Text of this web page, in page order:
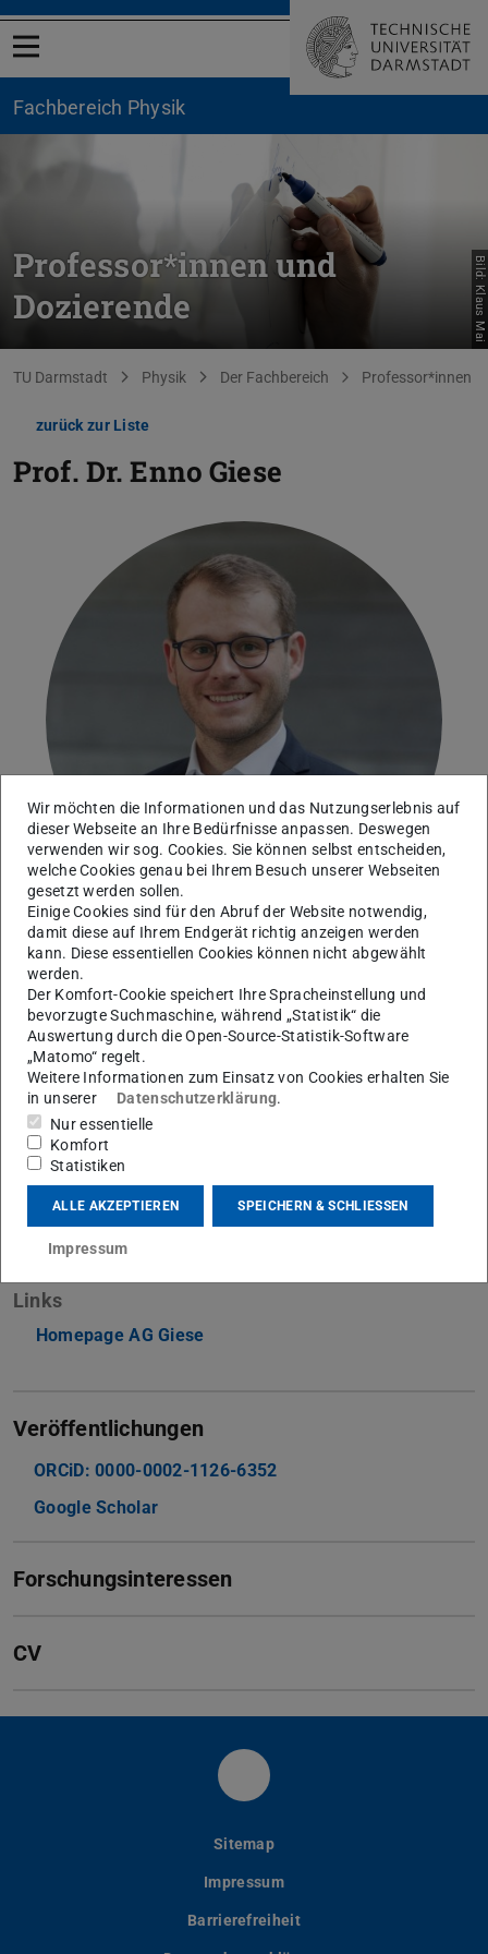
Menü öffnen
Fachbereich Physik
Professor*innen und
Dozierende
Bild: Klaus Mai
Sie befinden sich hier:
TU Darmstadt Physik Der Fachbereich Professor*innen
zurück zur Liste
Prof. Dr. Enno Giese
Arbeitsgebiet(e)
Theoretische Quantenoptik
Kontakt
enno.giese@tu-...
+49 6151 16-20162
+49 6151 16-20402
S2|15 147
Schlossgartenstraße 7
64289Darmstadt
Links
Homepage AG Giese
Veröffentlichungen
ORCiD: 0000-0002-1126-6352
Google Scholar
Forschungsinteressen
CV
Fachbereich Physik der
Sitemap
Impressum
Barrierefreiheit
Wir möchten die Informationen und das Nutzungserlebnis auf
dieser Webseite an Ihre Bedürfnisse anpassen. Deswegen
verwenden wir sog. Cookies. Sie können selbst entscheiden,
welche Cookies genau bei Ihrem Besuch unserer Webseiten
gesetzt werden sollen.
Einige Cookies sind für den Abruf der Website notwendig,
damit diese auf Ihrem Endgerät richtig anzeigen werden
kann. Diese essentiellen Cookies können nicht abgewählt
werden.
Der Komfort-Cookie speichert Ihre Spracheinstellung und
bevorzugte Suchmaschine, während „Statistik“ die
Auswertung durch die Open-Source-Statistik-Software
„Matomo“ regelt.
Weitere Informationen zum Einsatz von Cookies erhalten Sie
in unserer
Datenschutzerklärung.
Nur essentielle
Komfort
Statistiken
ALLE AKZEPTIEREN SPEICHERN & SCHLIESSEN
Impressum